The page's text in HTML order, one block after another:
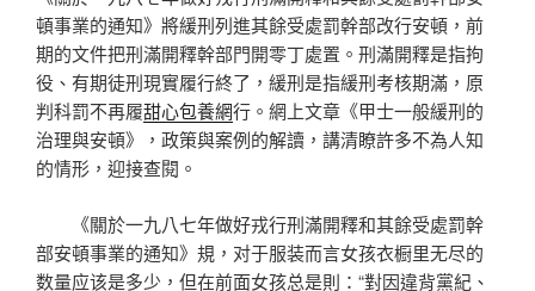
頓事業的通知》將緩刑列進其餘受處罰幹部改行安頓，前
期的文件把刑滿開釋幹部門開零丁處置。刑滿開釋是指拘
役、有期徒刑現實履行終了，緩刑是指緩刑考核期滿，原
判科罰不再履甜心包養網行。網上文章《甲士一般緩刑的
治理與安頓》，政策與案例的解讀，講清瞭許多不為人知
的情形，迎接查閱。
《關於一九八七年做好戎行刑滿開釋和其餘受處罰幹
部安頓事業的通知》規，对于服装而言女孩衣橱里无尽的
数量应该是多少，但在前面女孩总是則：“對因違背黨紀、